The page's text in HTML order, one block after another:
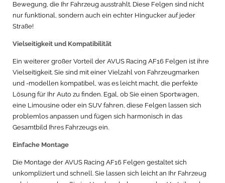
Bewegung, die Ihr Fahrzeug ausstrahlt. Diese Felgen sind nicht
nur funktional, sondern auch ein echter Hingucker auf jeder
Straße!
Vielseitigkeit und Kompatibilität
Ein weiterer großer Vorteil der AVUS Racing AF16 Felgen ist ihre
Vielseitigkeit. Sie sind mit einer Vielzahl von Fahrzeugmarken
und -modellen kompatibel, was es leicht macht, die perfekte
Lösung für Ihr Auto zu finden. Egal, ob Sie einen Sportwagen,
eine Limousine oder ein SUV fahren, diese Felgen lassen sich
problemlos anpassen und fügen sich harmonisch in das
Gesamtbild Ihres Fahrzeugs ein.
Einfache Montage
Die Montage der AVUS Racing AF16 Felgen gestaltet sich
unkompliziert und schnell. Sie lassen sich leicht an Ihr Fahrzeug